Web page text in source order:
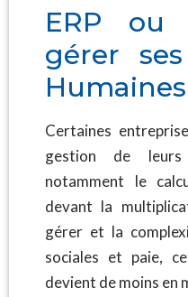
ERP ou
gérer
Certaines
gestion de leurs
notamment le
devant la
gérer et la
sociales et paie,
devient de moins en